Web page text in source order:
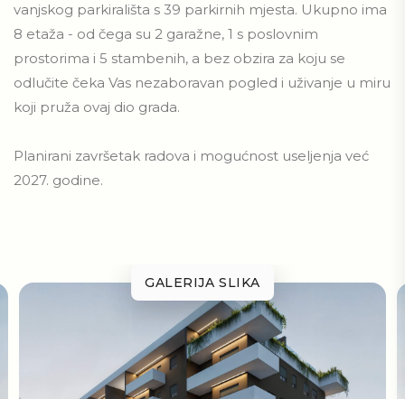
vanjskog parkirališta s 39 parkirnih mjesta. Ukupno ima
8 etaža - od čega su 2 garažne, 1 s poslovnim
prostorima i 5 stambenih, a bez obzira za koju se
odlučite čeka Vas nezaboravan pogled i uživanje u miru
koji pruža ovaj dio grada.
Planirani završetak radova i mogućnost useljenja već
2027. godine.
GALERIJA SLIKA